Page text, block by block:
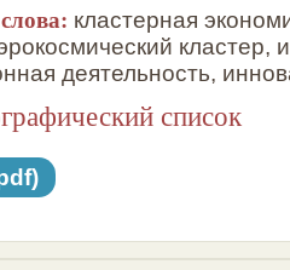
кластерная
кластер,
деятельность,
список